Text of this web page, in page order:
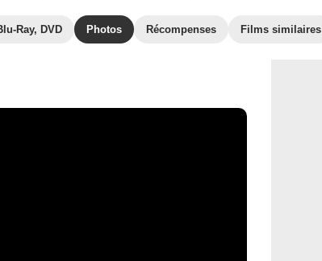
Ray, DVD Photos Récompenses Films similaires